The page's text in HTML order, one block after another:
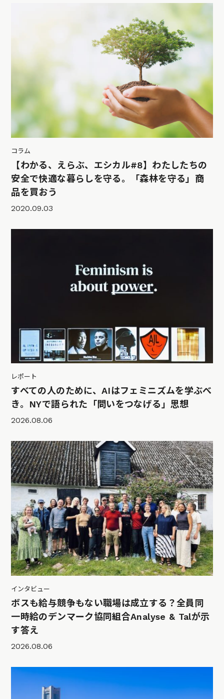
コラム
【わかる、えらぶ、エシカル#8】わたしたちの
安全で快適な暮らしを守る。「森林を守る」商
品を買おう
2020.09.03
レポート
すべての人のために、AIはフェミニズムを学ぶべ
き。NYで語られた「問いをつなげる」思想
2026.08.06
インタビュー
ボスも給与競争もない職場は成立する？全員同
一時給のデンマーク協同組合Analyse & Talが示
す答え
2026.08.06